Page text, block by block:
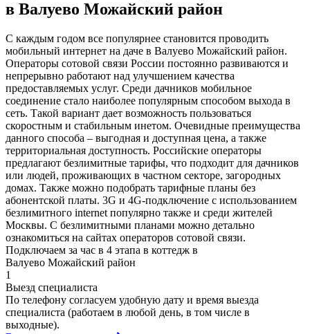
в Валуево Можайский район
С каждым годом все популярнее становится проводить
мобильный интернет на даче в Валуево Можайский район.
Операторы сотовой связи России постоянно развиваются и
непрерывно работают над улучшением качества
предоставляемых услуг. Среди дачников мобильное
соединение стало наиболее популярным способом выхода в
сеть. Такой вариант дает возможность пользоваться
скоростным и стабильным инетом. Очевидные преимущества
данного способа – выгодная и доступная цена, а также
территориальная доступность. Российские операторы
предлагают безлимитные тарифы, что подходит для дачников
или людей, проживающих в частном секторе, загородных
домах. Также можно подобрать тарифные планы без
абонентской платы. 3G и 4G-подключение с использованием
безлимитного internet популярно также и среди жителей
Москвы. С безлимитными планами можно детально
ознакомиться на сайтах операторов сотовой связи.
Подключаем за час в 4 этапа в коттедж в
Валуево Можайский район
1
Выезд специалиста
По телефону согласуем удобную дату и время выезда
специалиста (работаем в любой день, в том числе в
выходные).